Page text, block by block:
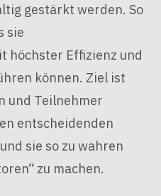
gestärkt werden. So
sie
höchster Effizienz und
können. Ziel ist
und Teilnehmer
entscheidenden
sie so zu wahren
zu machen.